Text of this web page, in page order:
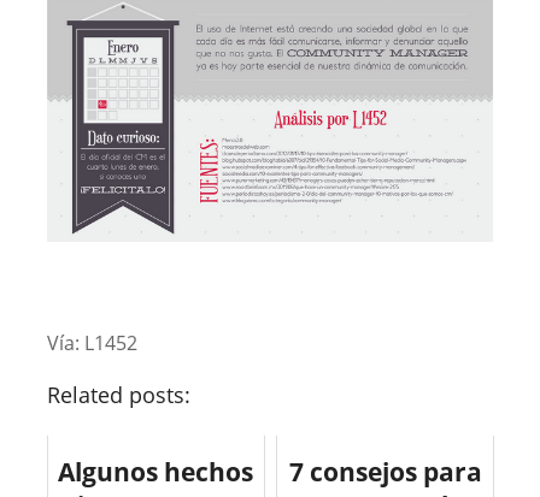
Vía: L1452
Related posts:
Algunos hechos
7 consejos para